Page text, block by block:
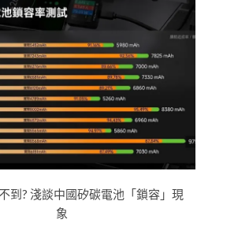
到? 淺談中國矽碳電池「鎖容」現
象